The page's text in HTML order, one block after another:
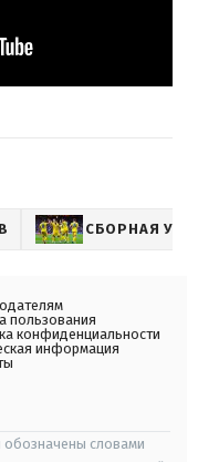
СБОРНАЯ
пользования
конфиденциальности
информация
обозначены словами